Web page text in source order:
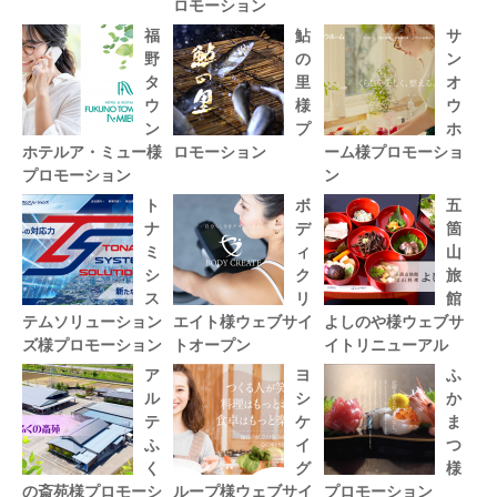
ロモーション
福
野
タ
ウ
ン
ホテルア・ミュー様
プロモーション
鮎
の
里
様
プ
ロモーション
サ
ン
オ
ウ
ホ
ーム様プロモーショ
ン
ト
ナ
ミ
シ
ス
テムソリューション
ズ様プロモーション
ボ
デ
ィ
ク
リ
エイト様ウェブサイ
トオープン
五
箇
山
旅
館
よしのや様ウェブサ
イトリニューアル
ア
ル
テ
ふ
く
の斎苑様プロモーシ
ヨ
シ
ケ
イ
グ
ループ様ウェブサイ
ふ
か
ま
つ
様
プロモーション